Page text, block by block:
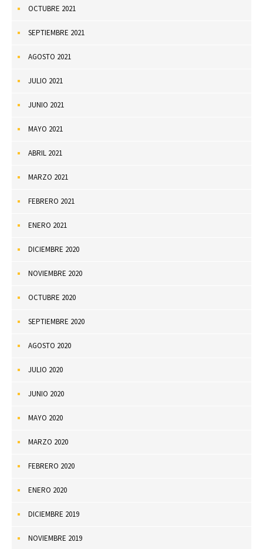
OCTUBRE 2021
SEPTIEMBRE 2021
AGOSTO 2021
JULIO 2021
JUNIO 2021
MAYO 2021
ABRIL 2021
MARZO 2021
FEBRERO 2021
ENERO 2021
DICIEMBRE 2020
NOVIEMBRE 2020
OCTUBRE 2020
SEPTIEMBRE 2020
AGOSTO 2020
JULIO 2020
JUNIO 2020
MAYO 2020
MARZO 2020
FEBRERO 2020
ENERO 2020
DICIEMBRE 2019
NOVIEMBRE 2019